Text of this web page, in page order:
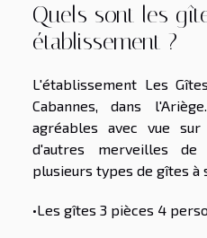
Quels sont les
établissement ?
L'établissement Les
Cabannes, dans
agréables avec vue
d'autres merveilles
plusieurs types de gîtes à
•Les gîtes 3 pièces 4